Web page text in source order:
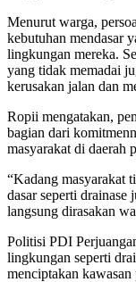
Menurut warga,
kebutuhan mendasar
lingkungan mereka.
yang tidak memadai
kerusakan jalan dan
Ropii mengatakan,
bagian dari
masyarakat di daerah
“Kadang masyarakat
dasar seperti drainase
langsung dirasakan
Politisi PDI
lingkungan seperti
menciptakan